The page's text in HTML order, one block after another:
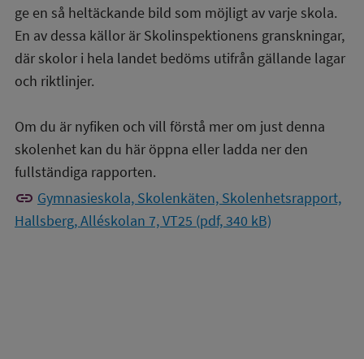
ge en så heltäckande bild som möjligt av varje skola.
En av dessa källor är Skolinspektionens granskningar,
där skolor i hela landet bedöms utifrån gällande lagar
och riktlinjer.
Om du är nyfiken och vill förstå mer om just denna
skolenhet kan du här öppna eller ladda ner den
fullständiga rapporten.
link Gymnasieskola, Skolenkäten, Skolenhetsrapport,
Hallsberg, Alléskolan 7, VT25 (pdf, 340 kB)